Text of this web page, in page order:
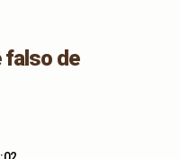
falso de